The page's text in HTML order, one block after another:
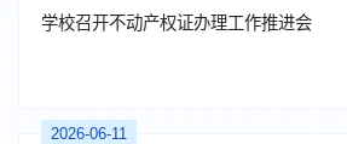
学校召开不动产权证办理工作推进会
2026-06-11